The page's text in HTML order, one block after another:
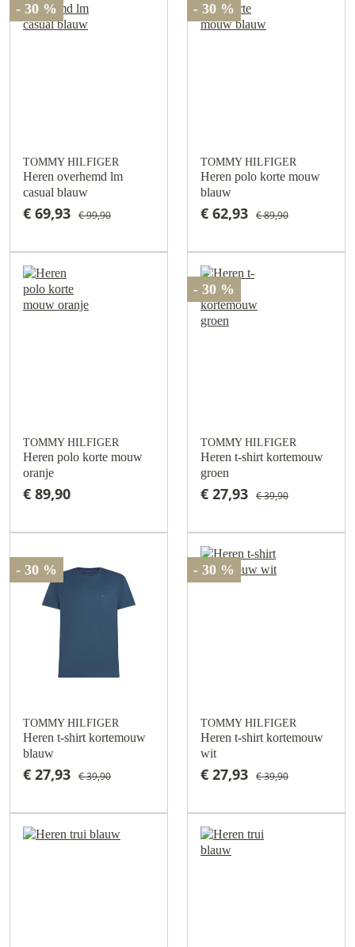
- 30 %
TOMMY HILFIGER
Heren overhemd lm
casual blauw
€ 69,93 € 99,90
- 30 %
TOMMY HILFIGER
Heren polo korte mouw
blauw
€ 62,93 € 89,90
TOMMY HILFIGER
Heren polo korte mouw
oranje
€ 89,90
- 30 %
TOMMY HILFIGER
Heren t-shirt kortemouw
groen
€ 27,93 € 39,90
- 30 %
TOMMY HILFIGER
Heren t-shirt kortemouw
blauw
€ 27,93 € 39,90
- 30 %
TOMMY HILFIGER
Heren t-shirt kortemouw
wit
€ 27,93 € 39,90